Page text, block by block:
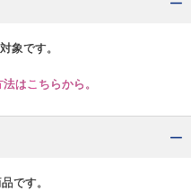
象です。
はこちらから。
です。